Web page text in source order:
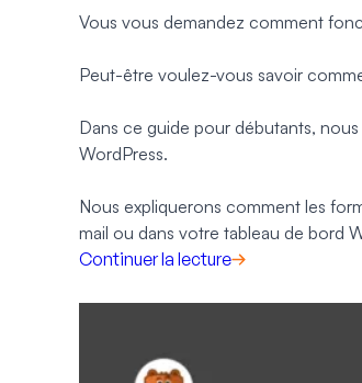
Vous vous demandez comment
Peut-être voulez-vous savoir
Dans ce guide pour débutants,
WordPress.
Nous expliquerons comment les
mail ou dans votre tableau de bord
Continuer la lecture